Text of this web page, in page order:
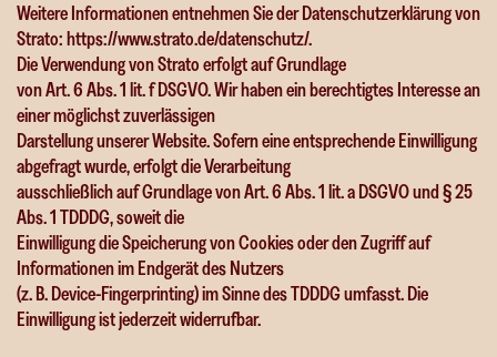
Weitere Informationen entnehmen Sie der Datenschutzerklärung von
Strato:https://www.strato.de/datenschutz/.
Die Verwendung von Strato erfolgt auf Grundlage
von Art. 6 Abs. 1 lit. f DSGVO. Wir haben ein berechtigtes Interesse an
einer möglichst zuverlässigen
Darstellung unserer Website. Sofern eine entsprechende Einwilligung
abgefragt wurde, erfolgt die Verarbeitung
ausschließlich auf Grundlage von Art. 6 Abs. 1 lit. a DSGVO und § 25
Abs. 1 TDDDG, soweit die
Einwilligung die Speicherung von Cookies oder den Zugriff auf
Informationen im Endgerät des Nutzers
(z. B. Device-Fingerprinting) im Sinne des TDDDG umfasst. Die
Einwilligung ist jederzeit widerrufbar.